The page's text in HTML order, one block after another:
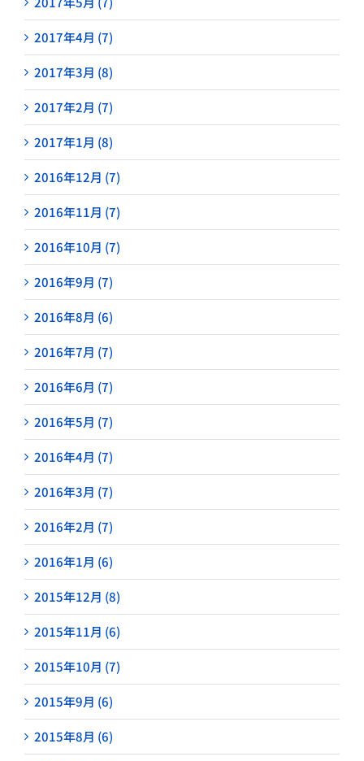
2017年4月 (7)
2017年3月 (8)
2017年2月 (7)
2017年1月 (8)
2016年12月 (7)
2016年11月 (7)
2016年10月 (7)
2016年9月 (7)
2016年8月 (6)
2016年7月 (7)
2016年6月 (7)
2016年5月 (7)
2016年4月 (7)
2016年3月 (7)
2016年2月 (7)
2016年1月 (6)
2015年12月 (8)
2015年11月 (6)
2015年10月 (7)
2015年9月 (6)
2015年8月 (6)